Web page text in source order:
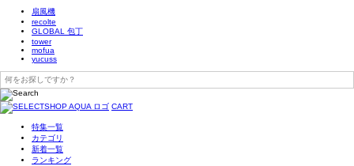
扇風機
recolte
GLOBAL 包丁
tower
mofua
yucuss
CART
特集一覧
カテゴリ
新着一覧
ランキング